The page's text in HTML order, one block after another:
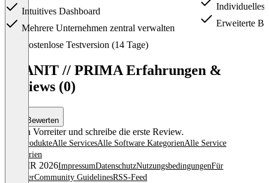
Intuitives Dashboard
Mehrere Unternehmen zentral verwalten
Individuelles
Erweiterte
Kostenlose Testversion (14 Tage)
PLANIT // PRIMA Erfahrungen &
Reviews (0)
Bewerten
Sei ein Vorreiter und schreibe die erste Review.
Alle ProdukteAlle ServicesAlle Software KategorienAlle Service
Kategorien
© OMR 2026ImpressumDatenschutzNutzungsbedingungenFür
AnbieterCommunity GuidelinesRSS-Feed